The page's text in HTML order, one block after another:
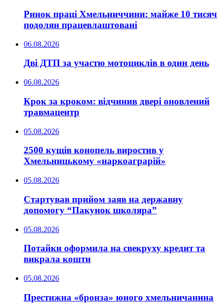
Ринок праці Хмельниччини: майже 10 тисяч
подолян працевлаштовані
06.08.2026
Дві ДТП за участю мотоциклів в один день
06.08.2026
Крок за кроком: відчинив двері оновлений
травмацентр
05.08.2026
2500 кущів конопель виростив у
Хмельницькому «наркоаграрій»
05.08.2026
Стартував прийом заяв на державну
допомогу “Пакунок школяра”
05.08.2026
Потайки оформила на свекруху кредит та
викрала кошти
05.08.2026
Престижна «бронза» юного хмельничанина